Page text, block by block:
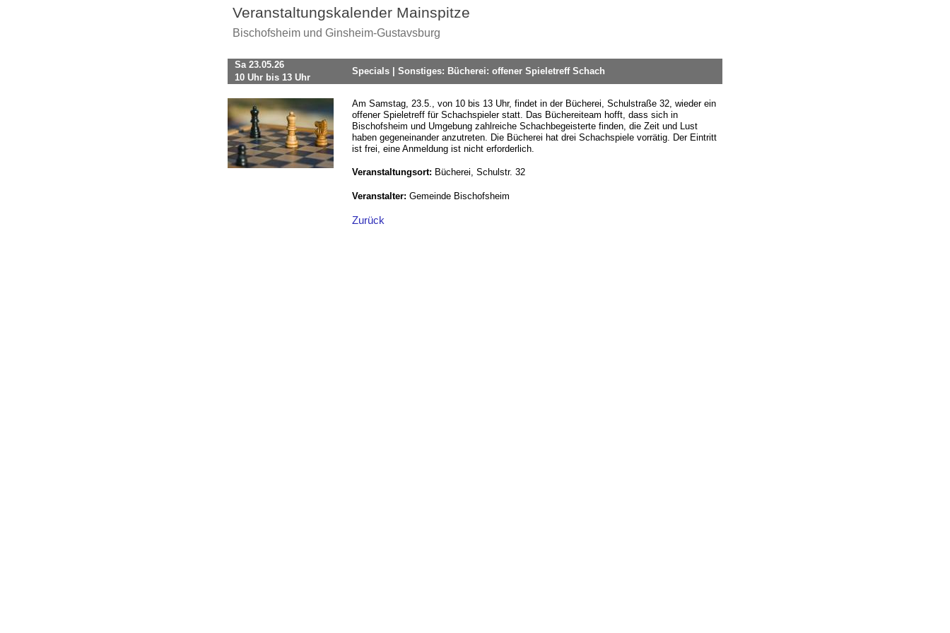
Veranstaltungskalender Mainspitze
Bischofsheim und Ginsheim-Gustavsburg
Sa 23.05.26
10 Uhr bis 13 Uhr
Specials | Sonstiges: Bücherei: offener Spieletreff Schach
Am Samstag, 23.5., von 10 bis 13 Uhr, findet in der Bücherei, Schulstraße 32, wieder ein
offener Spieletreff für Schachspieler statt. Das Büchereiteam hofft, dass sich in
Bischofsheim und Umgebung zahlreiche Schachbegeisterte finden, die Zeit und Lust
haben gegeneinander anzutreten. Die Bücherei hat drei Schachspiele vorrätig. Der Eintritt
ist frei, eine Anmeldung ist nicht erforderlich.
Veranstaltungsort: Bücherei, Schulstr. 32
Veranstalter: Gemeinde Bischofsheim
Zurück